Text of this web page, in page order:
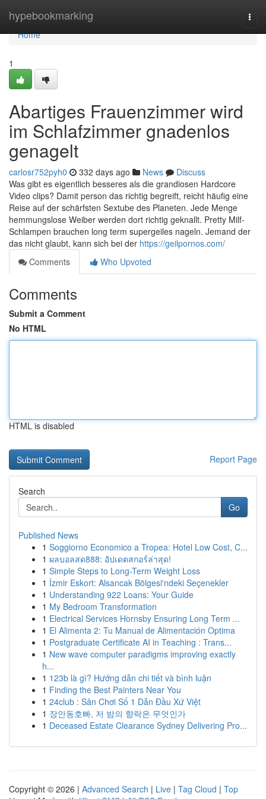
hypebookmarking
Home
Home
1
Abartiges Frauenzimmer wird
im Schlafzimmer gnadenlos
genagelt
carlosr752pyh0 332 days ago News
Discuss
Was gibt es eigentlich besseres als die grandiosen Hardcore
Video clips? Damit person das richtig begreift, reicht häufig eine
Reise auf der schärfsten Sextube des Planeten. Jede Menge
hemmungslose Weiber werden dort richtig geknallt. Pretty Milf-
Schlampen brauchen long term supergeiles nageln. Jemand der
das nicht glaubt, kann sich bei der https://geilpornos.com/
Comments
Who Upvoted
Comments
Submit a Comment
No HTML
HTML is disabled
Report Page
Search
Go
Published News
1 Soggiorno Economico a Tropea: Hotel Low Cost, C...
1 ผลบอลสด888: อัปเดตสกอร์ล่าสุด!
1 Simple Steps to Long-Term Weight Loss
1 İzmir Eskort: Alsancak Bölgesi'ndeki Seçenekler
1 Understanding 922 Loans: Your Guide
1 My Bedroom Transformation
1 Electrical Services Hornsby Ensuring Long Term ...
1 El Alimenta 2: Tu Manual de Alimentación Optima
1 Postgraduate Certificate AI in Teaching : Trans...
1 New wave computer paradigms improving exactly
h...
1 123b là gì? Hướng dẫn chi tiết và bình luận
1 Finding the Best Painters Near You
1 24club : Sân Chơi Số 1 Dẫn Đầu Xứ Việt
1 장안동호빠, 저 밤의 향락은 무엇인가
1 Deceased Estate Clearance Sydney Delivering Pro...
Copyright © 2026 | Advanced Search | Live | Tag Cloud | Top